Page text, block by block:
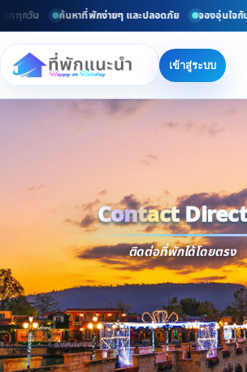
ททุกวัน ค้นหาที่พักง่ายๆ และปลอดภัย จองอุ่นใจกับ
เข้าสู่ระบบ
Contact
ติดต่อที่พักได้โดยตรง